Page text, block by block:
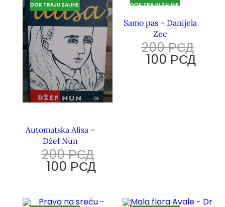
DOK TRAJU ZALIHE.
Automatska Alisa –
Džef Nun
200РСД
100 РСД
DOK TRAJU ZALIHE.
Samo pas – Danijela
Zec
200РСД
100 РСД